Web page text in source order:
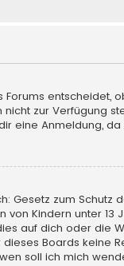
entscheidet,
zur Verfügung
eine Anmeldung,
Gesetz zum
Kindern unter
auf dich oder die
Boards keine
soll ich mich